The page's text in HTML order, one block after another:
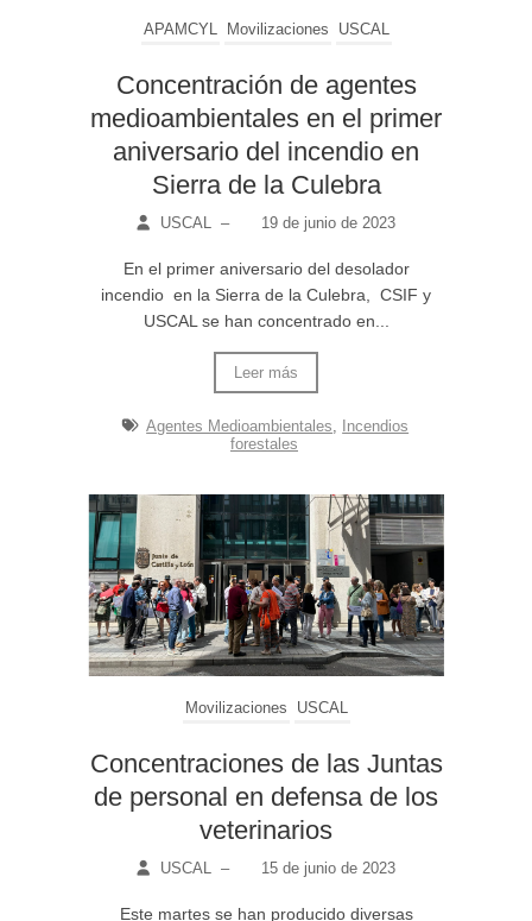
APAMCYL Movilizaciones USCAL
Concentración de agentes
medioambientales en el primer
aniversario del incendio en
Sierra de la Culebra
USCAL – 19 de junio de 2023
En el primer aniversario del desolador
incendio en la Sierra de la Culebra, CSIF y
USCAL se han concentrado en...
Leer más
Agentes Medioambientales
Incendios
forestales
Movilizaciones USCAL
Concentraciones de las Juntas
de personal en defensa de los
veterinarios
USCAL – 15 de junio de 2023
Este martes se han producido diversas